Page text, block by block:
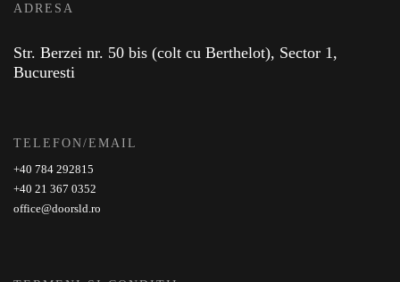
ADRESA
Str. Berzei nr. 50 bis (colt cu Berthelot), Sector 1,
Bucuresti
TELEFON/EMAIL
+40 784 292815
+40 21 367 0352
office@doorsld.ro